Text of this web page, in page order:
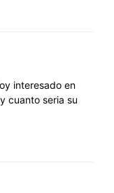
interesado en
cuanto seria su